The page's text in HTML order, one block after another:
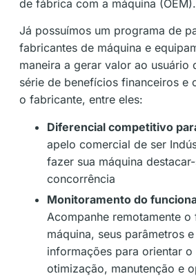
de fábrica com a máquina (OEM).
Já possuímos um programa de
fabricantes de máquina e
maneira a gerar valor ao usuário
série de benefícios financeiros e
o fabricante, entre eles:
Diferencial competitivo
apelo comercial de ser
fazer sua máquina
concorrência
Monitoramento do
Acompanhe remotamente
máquina, seus parâmetros
informações para orientar
otimização, manutenção e